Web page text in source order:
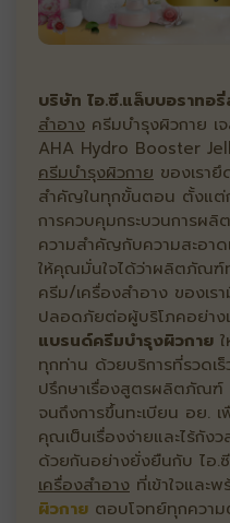
บริษัท ไอ.ซี.แล็บบอราทอ
สำอาง ครีมบำรุงผิวกาย เ
AHA Hydro Booster
ครีมบำรุงผิวกาย ของเรา
สำคัญในทุกขั้นตอน ตั้งแ
การควบคุมกระบวนการผลิ
ความสำคัญกับความสะอา
ให้คุณมั่นใจได้ว่าผลิตภัณฑ์
ครีม/เครื่องสำอาง ของเ
ปลอดภัยต่อผู้บริโภคอย่าง
แบรนด์ครีมบำรุงผิวกาย
ทุกท่าน ด้วยบริการที่รวดเ
ปรึกษาเรื่องสูตรผลิตภัณ
จนถึงการขึ้นทะเบียน อย.
คุณเป็นเรื่องง่ายและไร้กัง
ด้วยกันอย่างยั่งยืนกับ ไอ.
เครื่องสำอาง ที่เข้าใจและ
ผิวกาย ตอบโจทย์ทุกควา